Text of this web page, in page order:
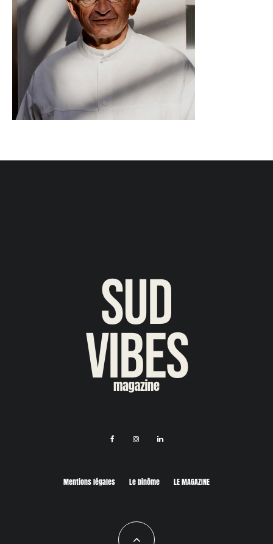
Mentions légales Le binôme LE MAGAZINE